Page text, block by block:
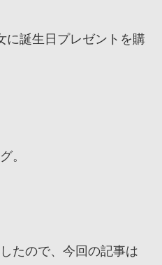
に誕生日プレゼントを購
。
たので、今回の記事は